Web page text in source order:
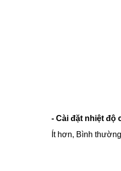
- Cài đặt nhiệt độ
Ít hơn, Bình